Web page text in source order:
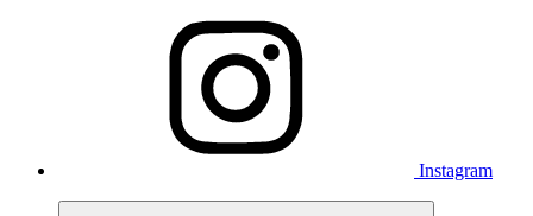
Instagram